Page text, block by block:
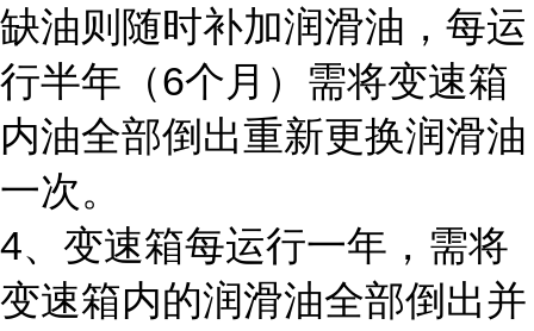
缺油则随时补加润滑油，每运
行半年（6个月）需将变速箱
内油全部倒出重新更换润滑油
一次。
4、变速箱每运行一年，需将
变速箱内的润滑油全部倒出并